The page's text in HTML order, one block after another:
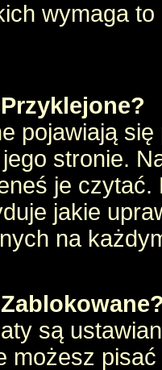
wymaga
pojawiają
stronie.
je czytać.
jakie
na
są
możesz